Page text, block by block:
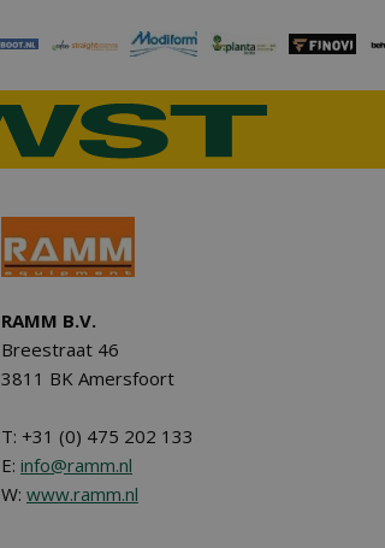
RAMM B.V.
Breestraat 46
3811 BK Amersfoort
T: +31 (0) 475 202 133
E: info@ramm.nl
W: www.ramm.nl